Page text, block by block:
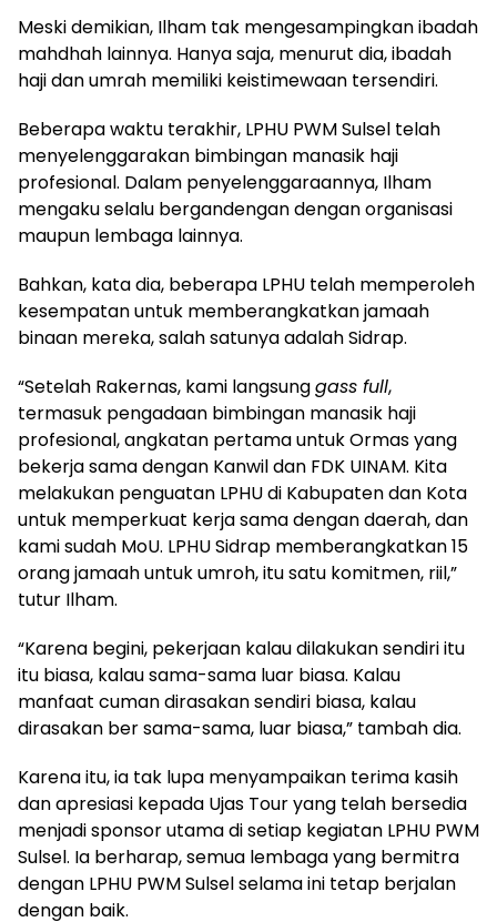
Meski demikian, Ilham tak mengesampingkan ibadah
mahdhah lainnya. Hanya saja, menurut dia, ibadah
haji dan umrah memiliki keistimewaan tersendiri.
Beberapa waktu terakhir, LPHU PWM Sulsel telah
menyelenggarakan bimbingan manasik haji
profesional. Dalam penyelenggaraannya, Ilham
mengaku selalu bergandengan dengan organisasi
maupun lembaga lainnya.
Bahkan, kata dia, beberapa LPHU telah memperoleh
kesempatan untuk memberangkatkan jamaah
binaan mereka, salah satunya adalah Sidrap.
“Setelah Rakernas, kami langsunggass full,
termasuk pengadaan bimbingan manasik haji
profesional, angkatan pertama untuk Ormas yang
bekerja sama dengan Kanwil dan FDK UINAM. Kita
melakukan penguatan LPHU di Kabupaten dan Kota
untuk memperkuat kerja sama dengan daerah, dan
kami sudah MoU. LPHU Sidrap memberangkatkan 15
orang jamaah untuk umroh, itu satu komitmen, riil,”
tutur Ilham.
“Karena begini, pekerjaan kalau dilakukan sendiri itu
itu biasa, kalau sama-sama luar biasa. Kalau
manfaat cuman dirasakan sendiri biasa, kalau
dirasakan ber sama-sama, luar biasa,” tambah dia.
Karena itu, ia tak lupa menyampaikan terima kasih
dan apresiasi kepada Ujas Tour yang telah bersedia
menjadi sponsor utama di setiap kegiatan LPHU PWM
Sulsel. Ia berharap, semua lembaga yang bermitra
dengan LPHU PWM Sulsel selama ini tetap berjalan
dengan baik.